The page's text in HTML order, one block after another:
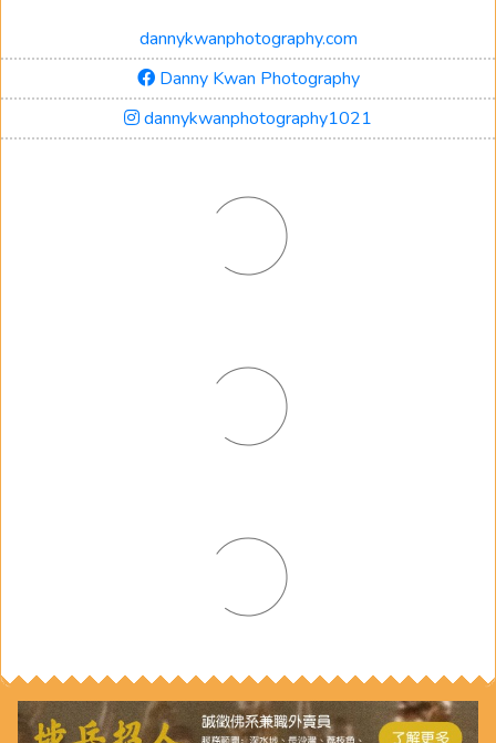
dannykwanphotography.com
Danny Kwan Photography
dannykwanphotography1021